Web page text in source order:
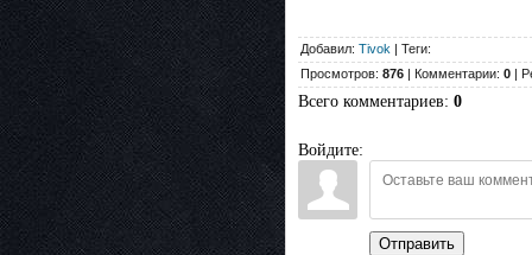
Добавил: Tivok | Теги:
Просмотров: 876 | Комментарии: 0 |
Всего комментариев: 0
Войдите:
Отправить